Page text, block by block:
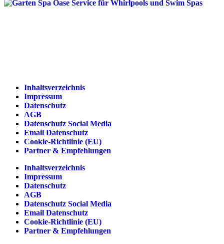
Inhaltsverzeichnis
Impressum
Datenschutz
AGB
Datenschutz Social Media
Email Datenschutz
Cookie-Richtlinie (EU)
Partner & Empfehlungen
Inhaltsverzeichnis
Impressum
Datenschutz
AGB
Datenschutz Social Media
Email Datenschutz
Cookie-Richtlinie (EU)
Partner & Empfehlungen